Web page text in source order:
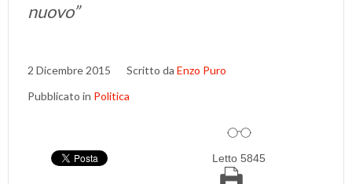
nuovo”
2 Dicembre 2015 Scritto da Enzo Puro
Pubblicato in Politica
Letto 5845